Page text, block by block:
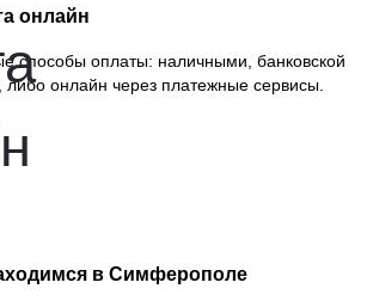
онлайн
способы оплаты: наличными, банковской
либо онлайн через платежные сервисы.
в Симферополе